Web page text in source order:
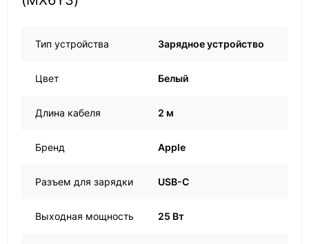
Тип устройства Зарядное устройство
Цвет Белый
Длина кабеля 2 м
Бренд Apple
Разъем для зарядки USB-C
Выходная мощность 25 Вт